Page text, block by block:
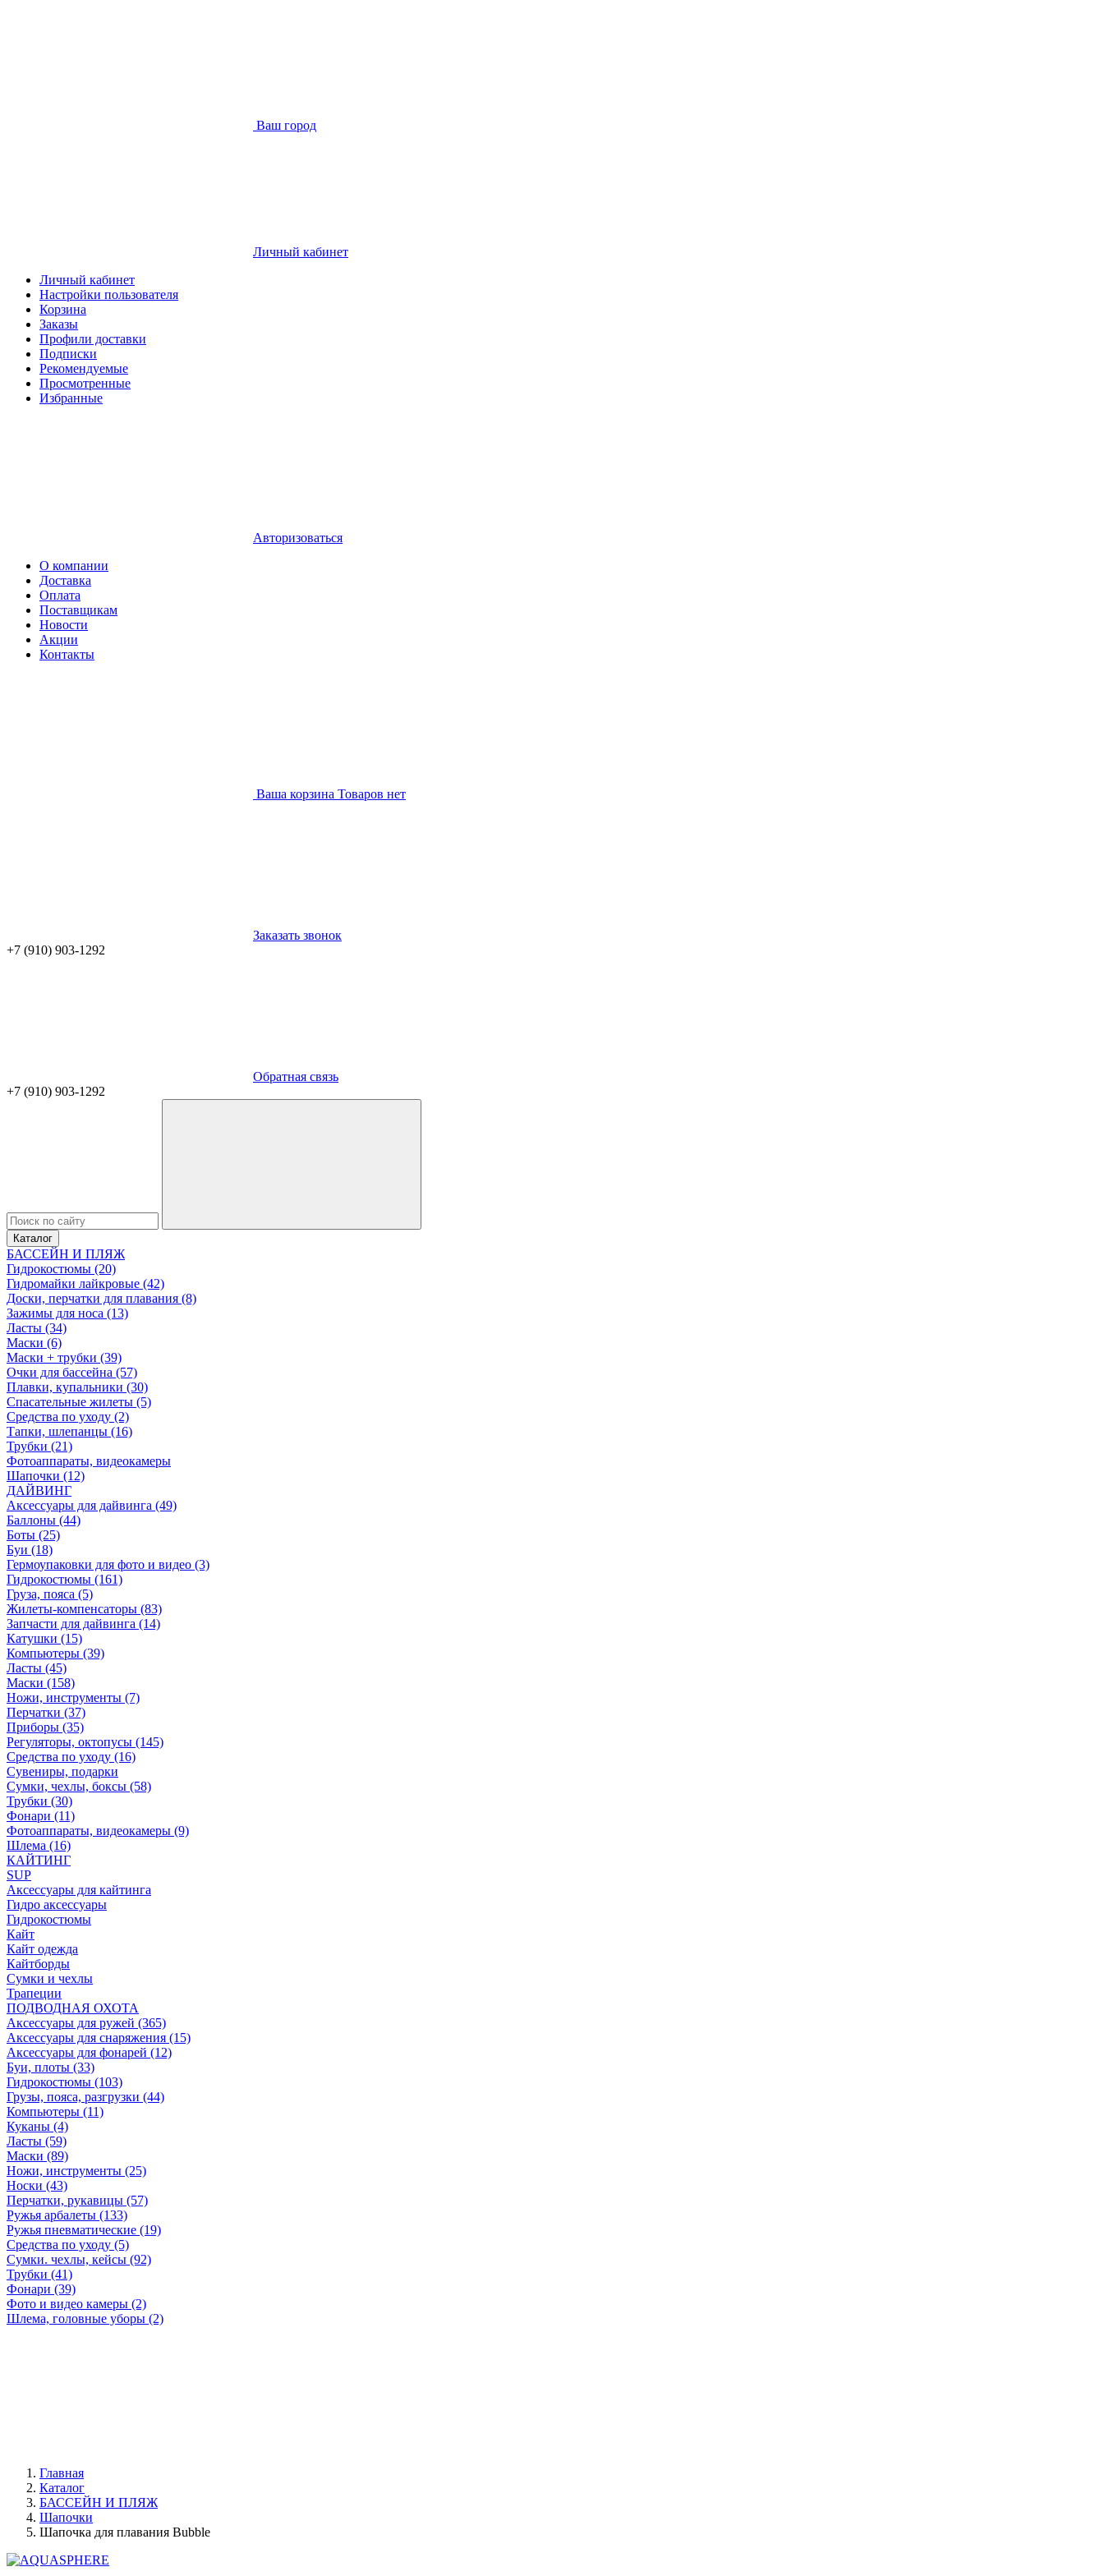
Ваш город
Личный кабинет
Личный кабинет
Настройки пользователя
Корзина
Заказы
Профили доставки
Подписки
Рекомендуемые
Просмотренные
Избранные
Авторизоваться
О компании
Доставка
Оплата
Поставщикам
Новости
Акции
Контакты
Ваша корзина Товаров нет
Заказать звонок
+7 (910) 903-1292
Обратная связь
+7 (910) 903-1292
Каталог
БАССЕЙН И ПЛЯЖ
Гидрокостюмы (20)
Гидромайки лайкровые (42)
Доски, перчатки для плавания (8)
Зажимы для носа (13)
Ласты (34)
Маски (6)
Маски + трубки (39)
Очки для бассейна (57)
Плавки, купальники (30)
Спасательные жилеты (5)
Средства по уходу (2)
Тапки, шлепанцы (16)
Трубки (21)
Фотоаппараты, видеокамеры
Шапочки (12)
ДАЙВИНГ
Аксессуары для дайвинга (49)
Баллоны (44)
Боты (25)
Буи (18)
Гермоупаковки для фото и видео (3)
Гидрокостюмы (161)
Груза, пояса (5)
Жилеты-компенсаторы (83)
Запчасти для дайвинга (14)
Катушки (15)
Компьютеры (39)
Ласты (45)
Маски (158)
Ножи, инструменты (7)
Перчатки (37)
Приборы (35)
Регуляторы, октопусы (145)
Средства по уходу (16)
Сувениры, подарки
Сумки, чехлы, боксы (58)
Трубки (30)
Фонари (11)
Фотоаппараты, видеокамеры (9)
Шлема (16)
КАЙТИНГ
SUP
Аксессуары для кайтинга
Гидро аксессуары
Гидрокостюмы
Кайт
Кайт одежда
Кайтборды
Сумки и чехлы
Трапеции
ПОДВОДНАЯ ОХОТА
Аксессуары для ружей (365)
Аксессуары для снаряжения (15)
Аксессуары для фонарей (12)
Буи, плоты (33)
Гидрокостюмы (103)
Грузы, пояса, разгрузки (44)
Компьютеры (11)
Куканы (4)
Ласты (59)
Маски (89)
Ножи, инструменты (25)
Носки (43)
Перчатки, рукавицы (57)
Ружья арбалеты (133)
Ружья пневматические (19)
Средства по уходу (5)
Сумки. чехлы, кейсы (92)
Трубки (41)
Фонари (39)
Фото и видео камеры (2)
Шлема, головные уборы (2)
Главная
Каталог
БАССЕЙН И ПЛЯЖ
Шапочки
Шапочка для плавания Bubble